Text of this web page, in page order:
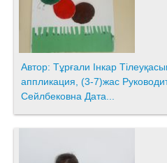
Автор: Тұрғали Інкар
аппликация, (3-7)жас Руководитель: Бегалиева Самал
Сейлбековна Дата...